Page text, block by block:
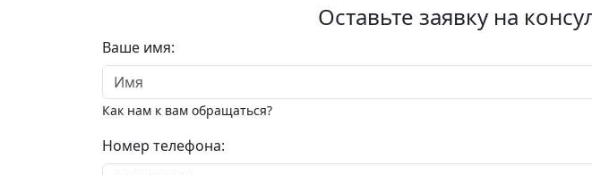
Оставьте заявку на
Ваше имя:
Как нам к вам обращаться?
Номер телефона: